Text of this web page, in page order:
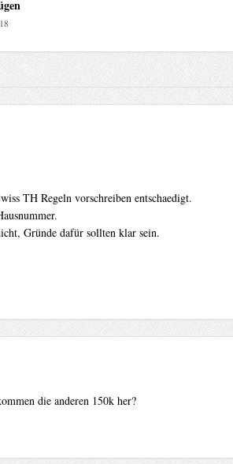
TH Regeln vorschreiben entschaedigt.
Gründe dafür sollten klar sein.
die anderen 150k her?